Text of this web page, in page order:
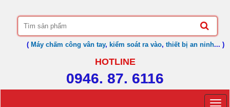
( Máy chấm công vân tay, kiểm soát ra vào, thiết bị an ninh... )
HOTLINE
0946. 87. 6116